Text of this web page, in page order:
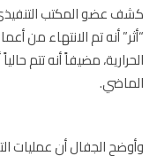
عضو المكتب التنفيذي
أنه تم الانتهاء من
الجفال أن عمليات